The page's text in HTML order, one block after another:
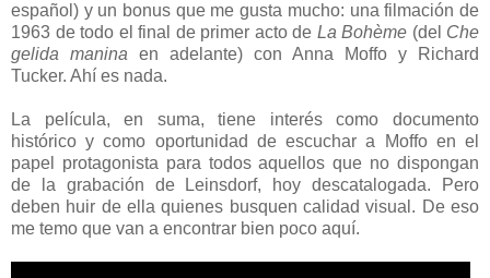
español) y un bonus que me gusta mucho: una filmación de
1963 de todo el final de primer acto de La Bohème (del Che
gelida manina en adelante) con Anna Moffo y Richard
Tucker. Ahí es nada.
La película, en suma, tiene interés como documento
histórico y como oportunidad de escuchar a Moffo en el
papel protagonista para todos aquellos que no dispongan
de la grabación de Leinsdorf, hoy descatalogada. Pero
deben huir de ella quienes busquen calidad visual. De eso
me temo que van a encontrar bien poco aquí.